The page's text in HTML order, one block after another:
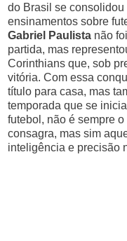
do Brasil se
ensinamentos sobre
Gabriel Paulista não
partida, mas
Corinthians que, sob
vitória. Com essa
título para casa, mas
temporada que se
futebol, não é sempre
consagra, mas sim
inteligência e precisão